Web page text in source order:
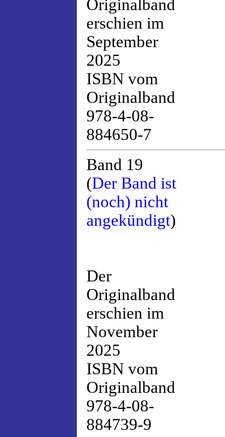
Originalband
erschien im
September
2025
ISBN vom
Originalband
978-4-08-
884650-7
Band 19
(Der Band ist
(noch) nicht
angekündigt)
Der
Originalband
erschien im
November
2025
ISBN vom
Originalband
978-4-08-
884739-9